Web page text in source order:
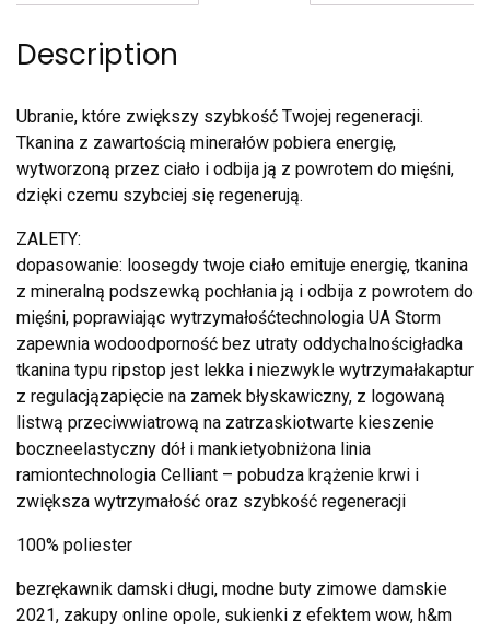
Description
Ubranie, które zwiększy szybkość Twojej regeneracji.
Tkanina z zawartością minerałów pobiera energię,
wytworzoną przez ciało i odbija ją z powrotem do mięśni,
dzięki czemu szybciej się regenerują.
ZALETY:
dopasowanie: loosegdy twoje ciało emituje energię, tkanina
z mineralną podszewką pochłania ją i odbija z powrotem do
mięśni, poprawiając wytrzymałośćtechnologia UA Storm
zapewnia wodoodporność bez utraty oddychalnościgładka
tkanina typu ripstop jest lekka i niezwykle wytrzymałakaptur
z regulacjązapięcie na zamek błyskawiczny, z logowaną
listwą przeciwwiatrową na zatrzaskiotwarte kieszenie
boczneelastyczny dół i mankietyobniżona linia
ramiontechnologia Celliant – pobudza krążenie krwi i
zwiększa wytrzymałość oraz szybkość regeneracji
100% poliester
bezrękawnik damski długi, modne buty zimowe damskie
2021, zakupy online opole, sukienki z efektem wow, h&m